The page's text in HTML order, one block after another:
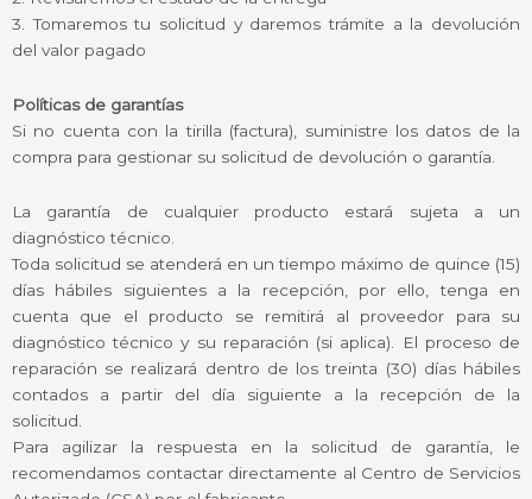
3. Tomaremos tu solicitud y daremos trámite a la devolución
del valor pagado
Políticas de garantías
Si no cuenta con la tirilla (factura), suministre los datos de la
compra para gestionar su solicitud de devolución o garantía.
La garantía de cualquier producto estará sujeta a un
diagnóstico técnico.
Toda solicitud se atenderá en un tiempo máximo de quince (15)
días hábiles siguientes a la recepción, por ello, tenga en
cuenta que el producto se remitirá al proveedor para su
diagnóstico técnico y su reparación (si aplica). El proceso de
reparación se realizará dentro de los treinta (30) días hábiles
contados a partir del día siguiente a la recepción de la
solicitud.
Para agilizar la respuesta en la solicitud de garantía, le
recomendamos contactar directamente al Centro de Servicios